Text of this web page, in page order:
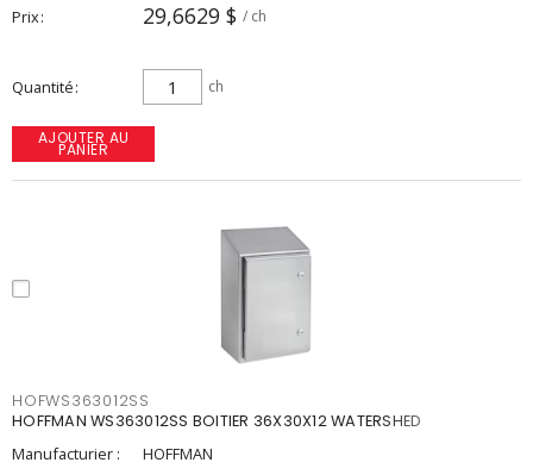
Prix 29,6629 $ / ch
Quantité ch
AJOUTER AU
PANIER
HOFWS363012SS
HOFFMAN WS363012SS BOITIER 36X30X12 WATERSHED
Manufacturier :
HOFFMAN